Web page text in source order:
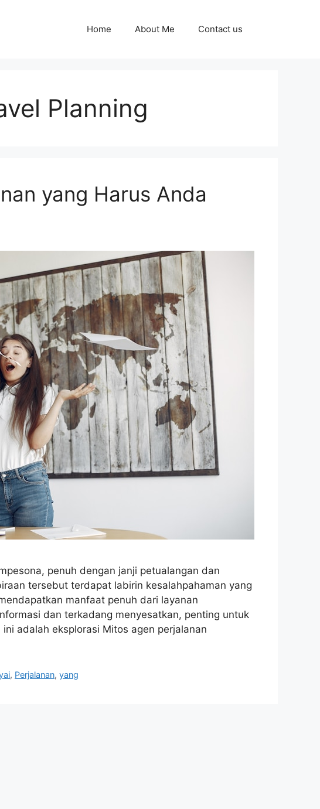
Home About Me Contact us
Planning
yang Harus Anda
penuh dengan janji petualangan dan
tersebut terdapat labirin kesalahpahaman yang
manfaat penuh dari layanan
dan terkadang menyesatkan, penting untuk
adalah eksplorasi Mitos agen perjalanan
, Perjalanan,yang